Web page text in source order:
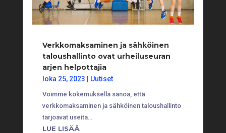
Verkkomaksaminen ja sähköinen
taloushallinto ovat urheiluseuran
arjen helpottajia
loka 25, 2023 Uutiset
Voimme kokemuksella sanoa, että
verkkomaksaminen ja sähköinen taloushallinto
tarjoavat useita…
LUE LISÄÄ